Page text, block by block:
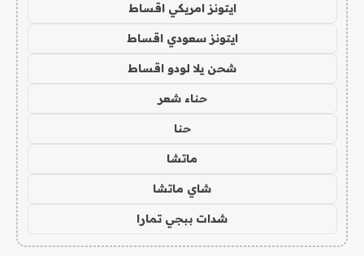
ايتونز امريكي اقساط
ايتونز سعودي اقساط
شحن يلا لودو اقساط
حناء شعر
حنا
ماتشا
شاي ماتشا
شدات ببجي تمارا